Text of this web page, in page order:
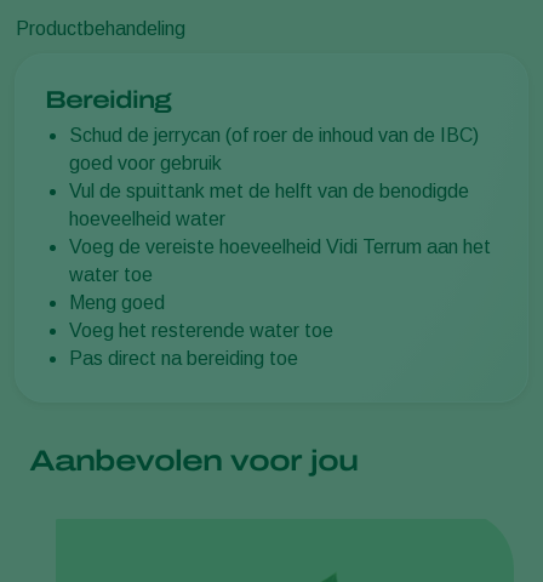
Productbehandeling
Bereiding
Schud de jerrycan (of roer de inhoud van de IBC)
goed voor gebruik
Vul de spuittank met de helft van de benodigde
hoeveelheid water
Voeg de vereiste hoeveelheid Vidi Terrum aan het
water toe
Meng goed
Voeg het resterende water toe
Pas direct na bereiding toe
Aanbevolen voor jou